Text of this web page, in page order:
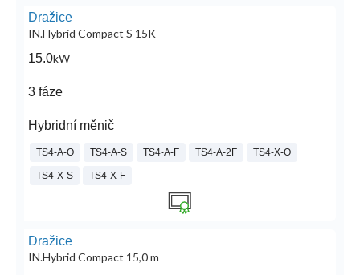
Dražice
IN.Hybrid Compact S 15K
15.0kW
3 fáze
Hybridní měnič
TS4-A-O TS4-A-S TS4-A-F TS4-A-2F TS4-X-O
TS4-X-S TS4-X-F
Dražice
IN.Hybrid Compact 15,0 m